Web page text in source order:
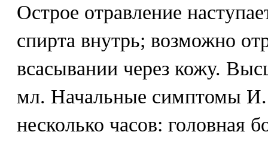
Острое отравление
спирта внутрь; возможно
всасывании через кожу.
мл. Начальные симптомы И.
несколько часов: головная